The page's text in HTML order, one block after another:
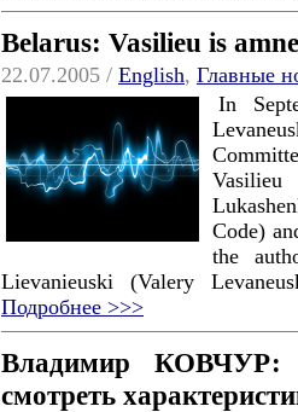
Belarus: Vasilieu is
22.07.2005 / English, Главные
In
Code)
the
Lievanieuski (Valery
Подробнее >>>
Владимир КОВЧУР:
смотреть